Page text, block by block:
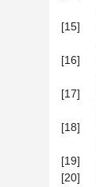
[15]
[16]
[17]
[18]
[19]
[20]